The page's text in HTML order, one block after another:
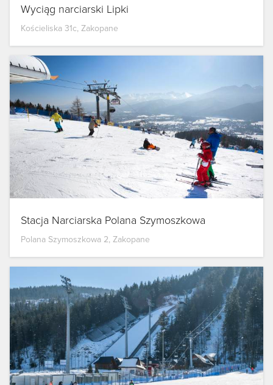
Wyciąg narciarski Lipki
Kościeliska 31c, Zakopane
Stacja Narciarska Polana Szymoszkowa
Polana Szymoszkowa 2, Zakopane